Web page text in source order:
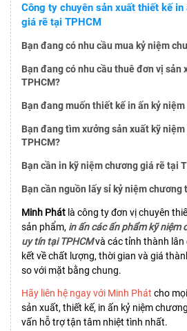
Công ty chuyên sản xuất thiết kế
giá rẽ tại TPHCM
Bạn đang có nhu cầu mua kỷ niệm
Bạn đang có nhu cầu thuê đơn vị sản
TPHCM?
Bạn đang muốn thiết kế in ấn kỷ
Bạn đang tìm xưởng sản xuất kỹ
TPHCM?
Bạn cần in kỹ niệm chương giá rẽ tại
Bạn cần nguồn lấy sỉ kỷ niệm chương
Minh Phát là công ty đơn vị chuyên
sản phẩm, in ấn các ấn phẩm kỹ niệm
uy tín tại TPHCMvà các tỉnh thành lân
kết về chất lượng, thời gian và giá
so với mặt bằng chung.
Hãy liên hệ ngay với Minh Phát cho
sản xuất, thiết kế, in ấn kỷ niệm
vấn hỗ trợ tận tâm nhiệt tình nhất.